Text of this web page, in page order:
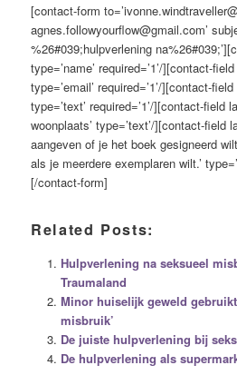
[contact-form
agnes.followyourflow@gmail.com’
%26#039;hulpverlening
type=’name’ required=’1’/][contact-field
type=’email’ required=’1’/][contact-
type=’text’ required=’1’/][contact-field
woonplaats’ type=’text’/][contact-field
aangeven of je het boek gesigneerd
als je meerdere exemplaren wilt.’
[/contact-form]
Related Posts:
Hulpverlening na seksueel
Traumaland
Minor huiselijk geweld gebruikt
misbruik’
De juiste hulpverlening bij
De hulpverlening als